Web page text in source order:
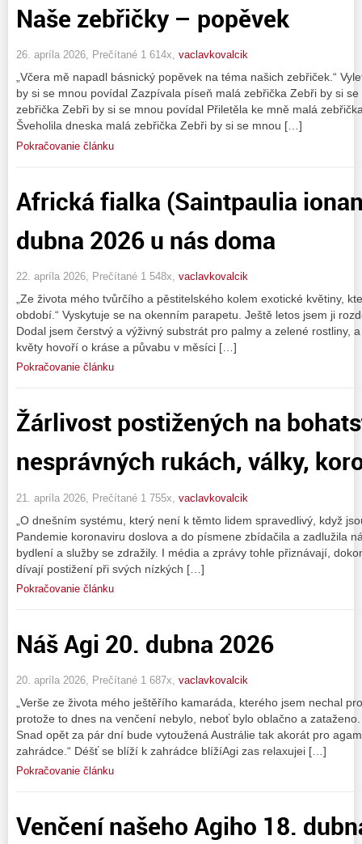
Naše zebřičky – popěvek
26. apríla 2026, Prečítané 1 614x, vaclavkovalcik
„Včera mě napadl básnický popěvek na téma našich zebřiček.“
by si se mnou povídal Zazpívala píseň malá zebřička Zebři by si
zebřička Zebři by si se mnou povídal Přiletěla ke mně malá
Šveholila dneska malá zebřička Zebři by si se mnou […]
Pokračovanie článku
Africká fialka (Saintpaulia
dubna 2026 u nás doma
22. apríla 2026, Prečítané 1 548x, vaclavkovalcik
„Ze života mého tvůrčího a pěstitelského kolem exotické květiny,
období.“ Vyskytuje se na okenním parapetu. Ještě letos jsem ji
Dodal jsem čerstvý a výživný substrát pro palmy a zelené rostliny,
květy hovoří o kráse a půvabu v měsíci […]
Pokračovanie článku
Žárlivost postižených na
nesprávných rukách, války,
21. apríla 2026, Prečítané 1 755x, vaclavkovalcik
„O dnešním systému, který není k těmto lidem spravedlivý, když
Pandemie koronaviru doslova a do písmene zbídačila a zadlužila
bydlení a služby se zdražily. I média a zprávy tohle přiznávají,
dívají postižení při svých nízkých […]
Pokračovanie článku
Náš Agi 20. dubna 2026
20. apríla 2026, Prečítané 1 687x, vaclavkovalcik
„Verše ze života mého ještěřího kamaráda, kterého jsem nechal
protože to dnes na venčení nebylo, neboť bylo oblačno a
Snad opět za pár dní bude vytoužená Austrálie tak akorát pro
zahrádce.“ Déšť se blíží k zahrádce blížíAgi zas relaxujei […]
Pokračovanie článku
Venčení našeho Agiho 18.